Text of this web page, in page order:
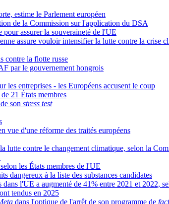
estime le Parlement européen
de la Commission sur l'application du DSA
assurer la souveraineté de l'UE
assure vouloir intensifier la lutte contre la crise
contre la flotte russe
par le gouvernement hongrois
les entreprises - les Européens accusent le coup
21 États membres
son stress test
vue d'une réforme des traités européens
lutte contre le changement climatique, selon la
les États membres de l'UE
dangereux à la liste des substances candidates
l'UE a augmenté de 41% entre 2021 et 2022,
tendus en 2025
dans l'optique de l'arrêt de son programme de